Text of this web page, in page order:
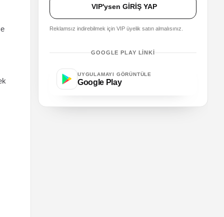
VIP'ysen GİRİŞ YAP
Reklamsız indirebilmek için VIP üyelik satın almalısınız.
GOOGLE PLAY LINKI
UYGULAMAYI GÖRÜNTÜLE
Google Play